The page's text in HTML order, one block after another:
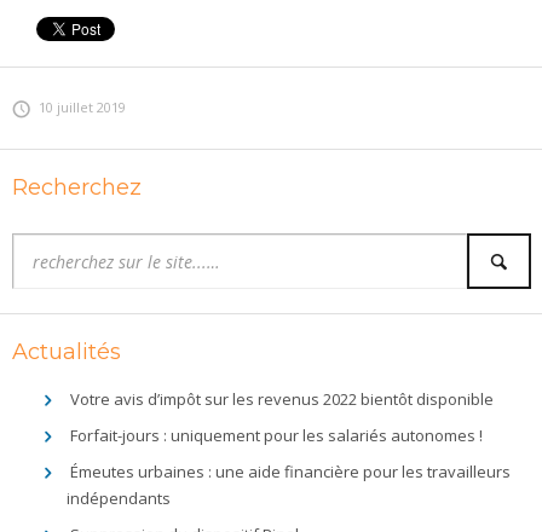
10 juillet 2019
Recherchez
Actualités
Votre avis d’impôt sur les revenus 2022 bientôt disponible
Forfait-jours : uniquement pour les salariés autonomes !
Émeutes urbaines : une aide financière pour les travailleurs
indépendants